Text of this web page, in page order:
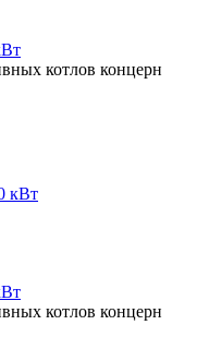
котлов концерн
котлов концерн